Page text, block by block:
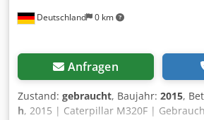
Deutschland 0 km
Anfragen
Zustand: gebraucht, Baujahr: 2015,
h, 2015 | Caterpillar M320F |